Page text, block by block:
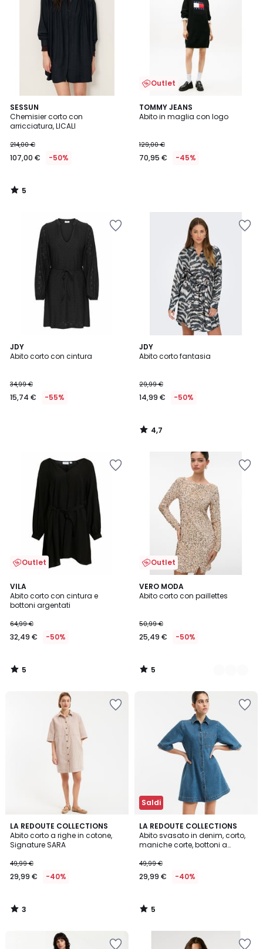
SESSUN
Chemisier corto con
arricciatura, LICALI
214,00 €
107,00 € -50%
5
/
5
5
/
Outlet
TOMMY JEANS
Abito in maglia con logo
129,00 €
70,95 € -45%
JDY
Abito corto con cintura
34,99 €
15,74 € -55%
JDY
Abito corto fantasia
29,99 €
14,99 € -50%
4,7
/ 5
4,7
/
Outlet
VILA
Abito corto con cintura e
bottoni argentati
64,99 €
32,49 € -50%
5
/
5
5
/
Outlet
VERO MODA
Abito corto con paillettes
50,99 €
25,49 € -50%
5
/
2
Colori
5
/
LA REDOUTE COLLECTIONS
Abito corto a righe in cotone,
Signature SARA
49,99 €
29,99 € -40%
3
/
5
3
/
Saldi
LA REDOUTE COLLECTIONS
Abito svasato in denim, corto,
maniche corte, bottoni a
49,99 €
29,99 € -40%
5
/
5
5
/